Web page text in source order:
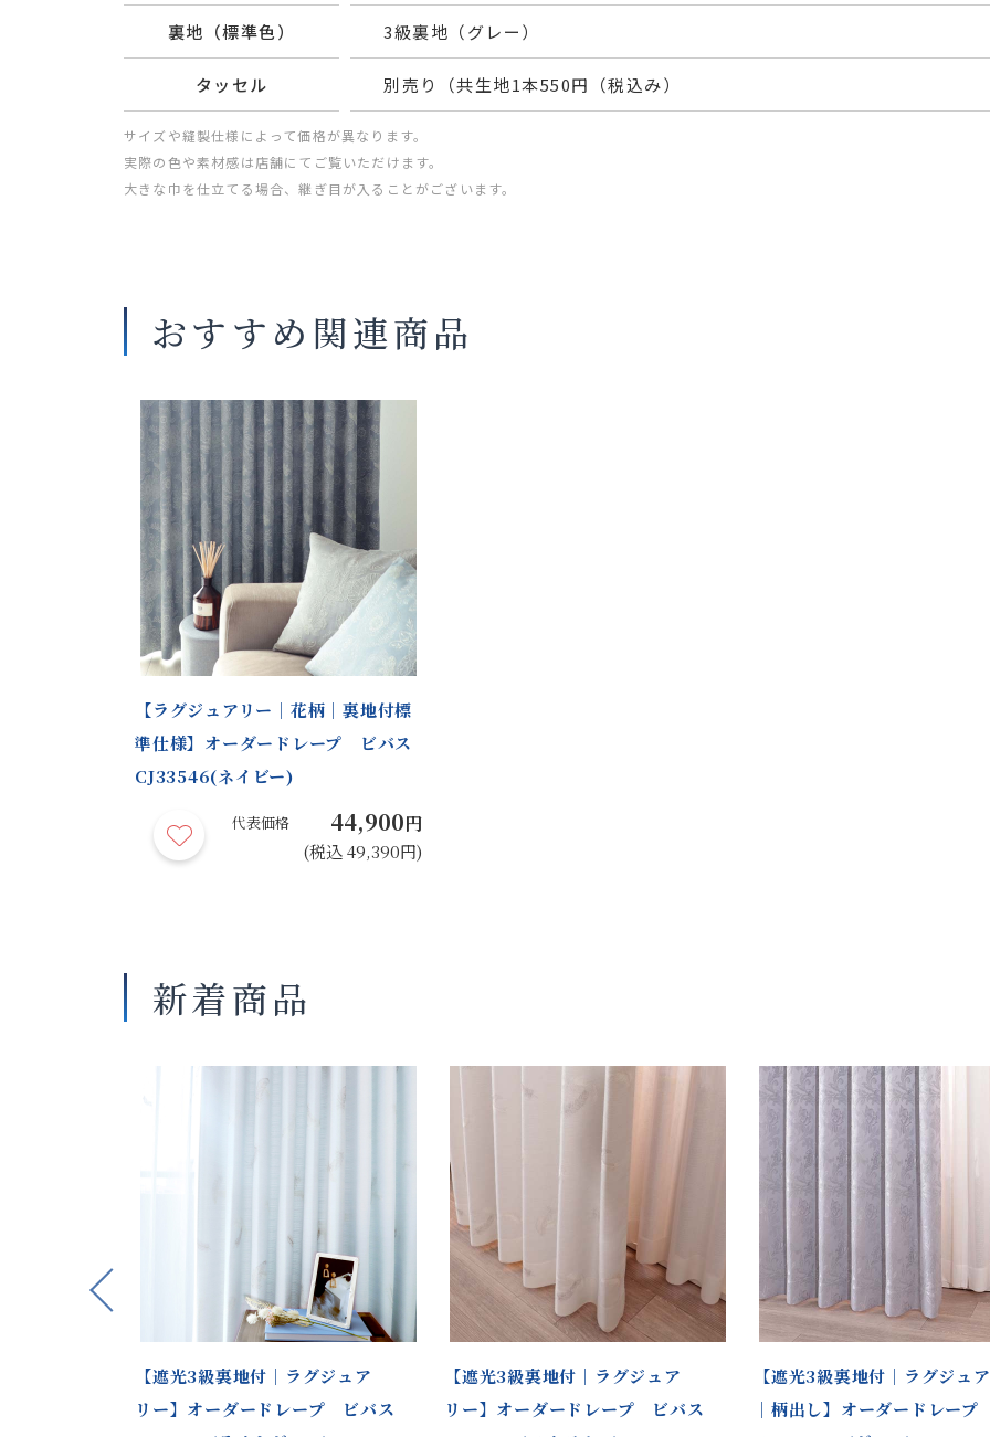
裏地（標準色） 3級裏地（グレー）
タッセル 別売り（共生地1本550円（税込み）
サイズや縫製仕様によって価格が異なります。
実際の色や素材感は店舗にてご覧いただけます。
大きな巾を仕立てる場合、継ぎ目が入ることがございます。
おすすめ関連商品
【ラグジュアリー｜花柄｜裏地付標
準仕様】オーダードレープ ビバス
CJ33546(ネイビー)
代表価格 44,900円
(税込 49,390円)
新着商品
Previous
【遮光3級裏地付｜ラグジュア
リー】オーダードレープ ビバス
【遮光3級裏地付｜ラグジュア
リー】オーダードレープ ビバス
【遮光3級裏地付｜ラグジュ
｜柄出し】オーダードレー